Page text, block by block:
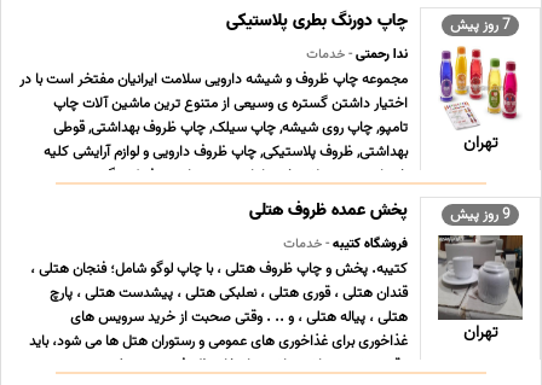
7 روز پیش
تهران
چاپ دورنگ بطری پلاستیکی
ندا رحمتی- خدمات
مجموعه چاپ ظروف و شیشه دارویی سلامت ایرانیان مفتخر است با در
اختیار داشتن گستره ی وسیعی از متنوع ترین ماشین آلات چاپ
تامپو, چاپ روی شیشه, چاپ سیلک, چاپ ظروف بهداشتی, قوطی
بهداشتی, ظروف پلاستیکی, چاپ ظروف دارویی و لوازم آرایشی کلیه
خدمات و محصولات خود را با توجه به نیاز مصرف کنندگ ... ...
9 روز پیش
تهران
پخش عمده ظروف هتلی
فروشگاه کتیبه- خدمات
کتیبه. پخش و چاپ ظروف هتلی ، با چاپ لوگو شامل؛ فنجان هتلی ،
قندان هتلی ، قوری هتلی ، نعلبکی هتلی ، پیشدست هتلی ، پارچ
هتلی ، پیاله هتلی ، و .. . وقتی صحبت از خرید سرویس های
غذاخوری برای غذاخوری های عمومی و رستوران هتل ها می شود، باید
دقت بیشتری داشته باشید. انتخاب ظروف چینی مرغوب ... ...